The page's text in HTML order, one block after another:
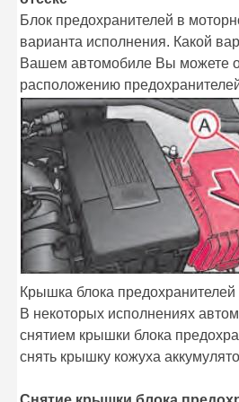
Блок предохранителей в
варианта исполнения. Какой
Вашем автомобиле Вы можете
расположению
Крышка блока
В некоторых исполнениях
снятием крышки блока
снять крышку кожуха